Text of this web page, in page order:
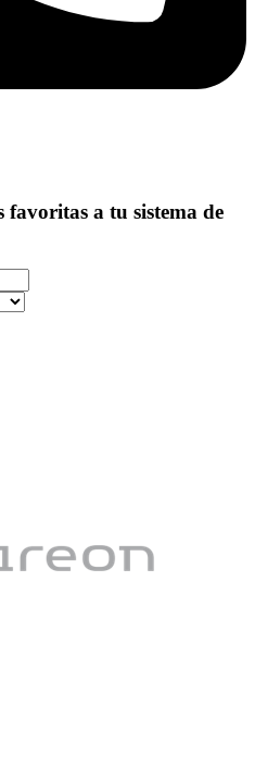
favoritas a tu sistema de